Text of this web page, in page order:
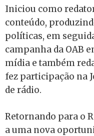
Iniciou como
conteúdo,
políticas, em
campanha da OAB
mídia e também
fez participação na
de rádio.
Retornando para o
a uma nova